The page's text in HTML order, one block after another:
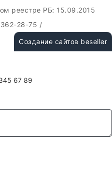
реестре РБ: 15.09.2015
28-75 /
Создание сайтов beseller